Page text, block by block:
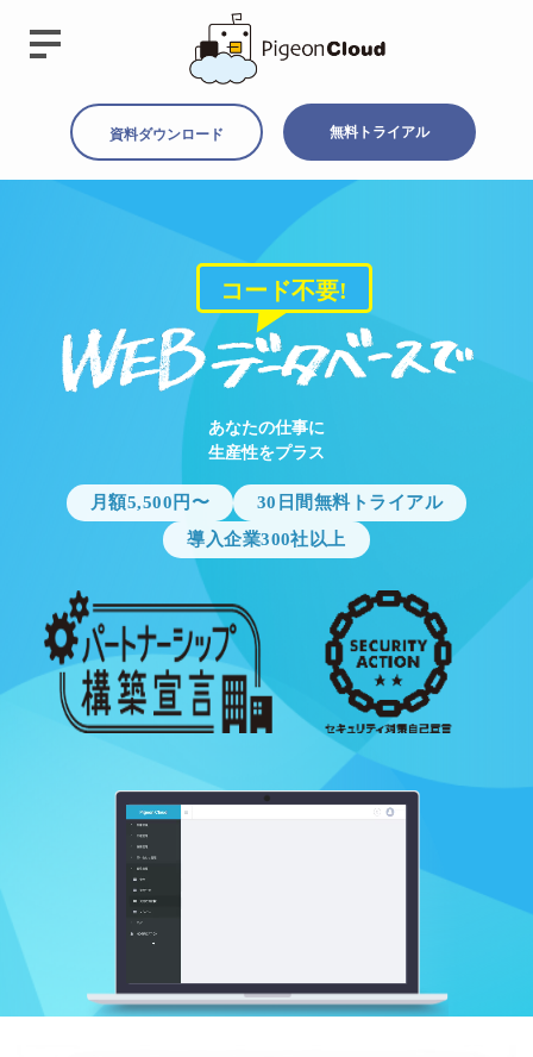
資料ダウンロード 無料トライアル
コード不要!
あなたの仕事に
生産性をプラス
月額5,500円〜
30日間無料トライアル
導入企業300社以上